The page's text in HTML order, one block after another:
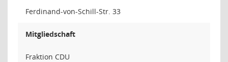
Ferdinand-von-Schill-Str. 33
Mitgliedschaft
Fraktion CDU